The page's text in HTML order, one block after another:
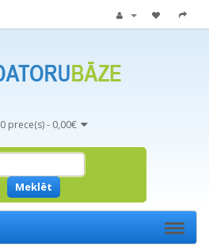
0 prece(s) - 0,00€
Meklēt